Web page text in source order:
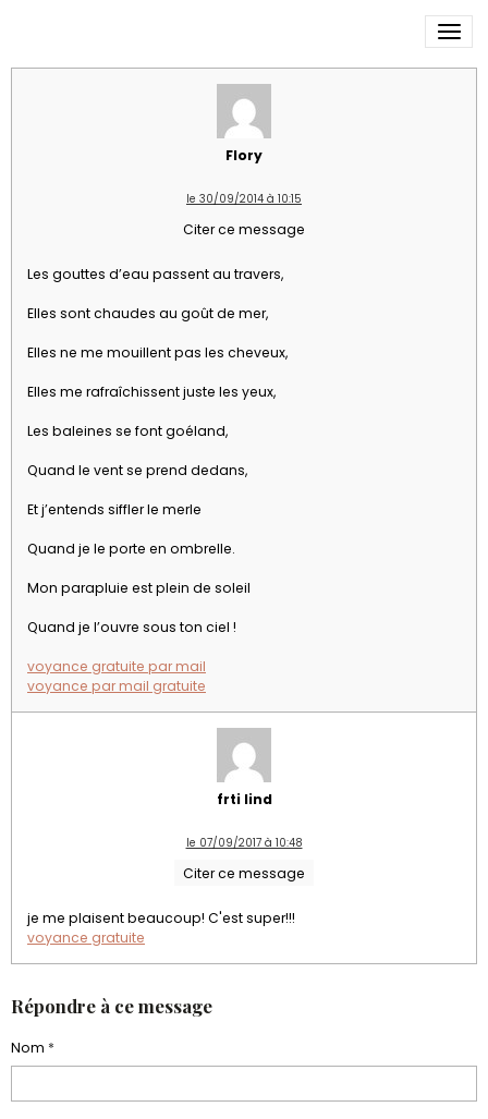
Un parapluie plein de soleil
Flory
le 30/09/2014 à 10:15
Citer ce message
Les gouttes d’eau passent au travers,
Elles sont chaudes au goût de mer,
Elles ne me mouillent pas les cheveux,
Elles me rafraîchissent juste les yeux,
Les baleines se font goéland,
Quand le vent se prend dedans,
Et j’entends siffler le merle
Quand je le porte en ombrelle.
Mon parapluie est plein de soleil
Quand je l’ouvre sous ton ciel !
voyance gratuite par mail
voyance par mail gratuite
frti lind
le 07/09/2017 à 10:48
Citer ce message
je me plaisent beaucoup! C'est super!!!
voyance gratuite
Répondre à ce message
Nom